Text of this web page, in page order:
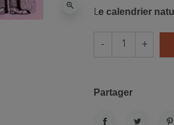
zoom_in
Le calendrier
- +
Partager